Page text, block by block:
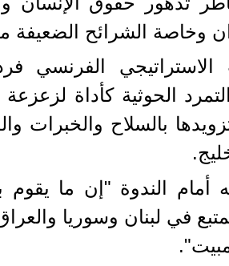
وخاصة الشرائح الضعيفة
الاستراتيجي الفرنسي
الحوثية كأداة
بالسلاح والخبرات
أمام الندوة "إن ما
في لبنان وسوريا